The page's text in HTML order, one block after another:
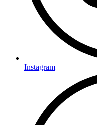
Instagram